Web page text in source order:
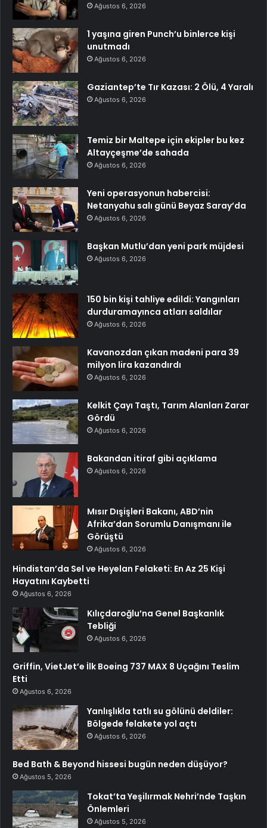
Ağustos 6, 2026
1 yaşına giren Punch’u binlerce kişi
unutmadı
Ağustos 6, 2026
Gaziantep’te Tır Kazası: 2 Ölü, 4 Yaralı
Ağustos 6, 2026
Temiz bir Maltepe için ekipler bu kez
Altayçeşme’de sahada
Ağustos 6, 2026
Yeni operasyonun habercisi:
Netanyahu salı günü Beyaz Saray’da
Ağustos 6, 2026
Başkan Mutlu’dan yeni park müjdesi
Ağustos 6, 2026
150 bin kişi tahliye edildi: Yangınları
durduramayınca atları saldılar
Ağustos 6, 2026
Kavanozdan çıkan madeni para 39
milyon lira kazandırdı
Ağustos 6, 2026
Kelkit Çayı Taştı, Tarım Alanları Zarar
Gördü
Ağustos 6, 2026
Bakandan itiraf gibi açıklama
Ağustos 6, 2026
Mısır Dışişleri Bakanı, ABD’nin
Afrika’dan Sorumlu Danışmanı ile
Görüştü
Ağustos 6, 2026
Hindistan’da Sel ve Heyelan Felaketi: En Az 25 Kişi
Hayatını Kaybetti
Ağustos 6, 2026
Kılıçdaroğlu’na Genel Başkanlık
Tebliği
Ağustos 6, 2026
Griffin, VietJet’e İlk Boeing 737 MAX 8 Uçağını Teslim
Etti
Ağustos 6, 2026
Yanlışlıkla tatlı su gölünü deldiler:
Bölgede felakete yol açtı
Ağustos 6, 2026
Bed Bath & Beyond hissesi bugün neden düşüyor?
Ağustos 5, 2026
Tokat’ta Yeşilırmak Nehri’nde Taşkın
Önlemleri
Ağustos 5, 2026